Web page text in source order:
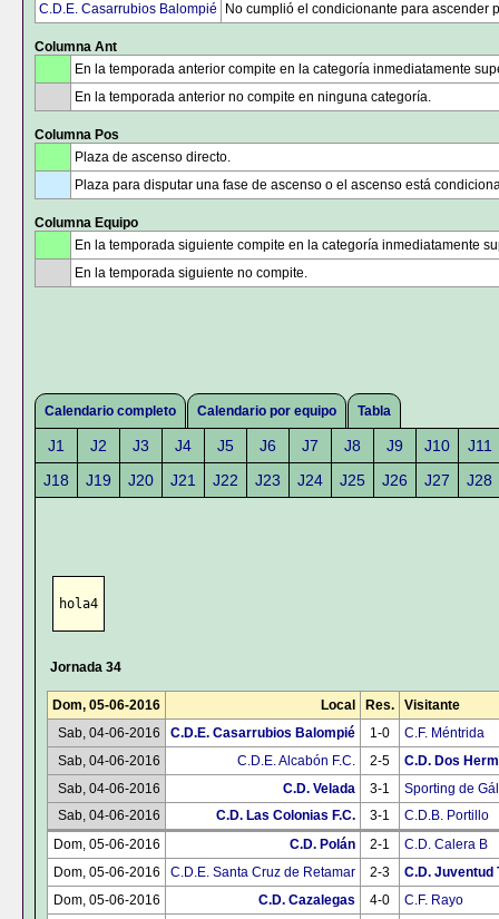
C.D.E. Casarrubios Balompié No cumplió el condicionante para ascender
Columna Ant
En la temporada anterior compite en la categoría inmediatamente
En la temporada anterior no compite en ninguna categoría.
Columna Pos
Plaza de ascenso directo.
Plaza para disputar una fase de ascenso o el ascenso está
Columna Equipo
En la temporada siguiente compite en la categoría inmediatamente
En la temporada siguiente no compite.
Calendario completo Calendario por equipo Tabla
J1 J2 J3 J4 J5 J6 J7 J8 J9 J10
J11
J18
J19 J20 J21 J22 J23 J24 J25 J26 J27 J28
hola4
Jornada 34
Dom, 05-06-2016 Local Res.
Visitante
Sab, 04-06-2016
C.D.E. Casarrubios Balompié 1-0
C.F. Méntrida
Sab, 04-06-2016
C.D.E. Alcabón F.C. 2-5
C.D. Dos
Sab, 04-06-2016
C.D. Velada 3-1
Sporting de
Sab, 04-06-2016
C.D. Las Colonias F.C. 3-1
C.D.B. Portillo
Dom, 05-06-2016
C.D. Polán 2-1
C.D. Calera B
Dom, 05-06-2016
C.D.E. Santa Cruz de Retamar 2-3
C.D. Juventud
Dom, 05-06-2016
C.D. Cazalegas 4-0
C.F. Rayo